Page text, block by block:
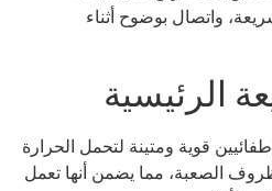
واتصال بوضوح أثناء
قوية ومتينة لتحمل الحرارة
الصعبة، مما يضمن أنها تعمل